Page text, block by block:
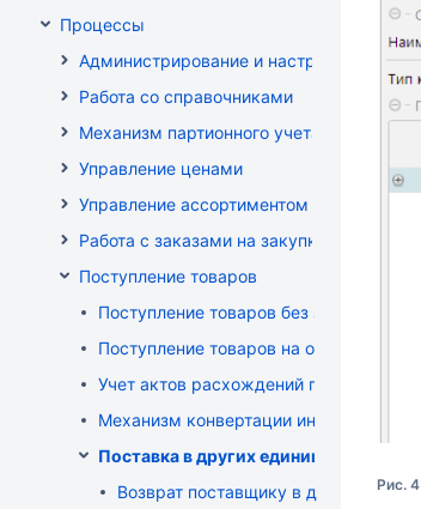
Процессы
Администрирование и настройка
Работа со справочниками
Механизм партионного учета
Управление ценами
Управление ассортиментом магазинов
Работа с заказами на закупку
Поступление товаров
Поступление товаров без заказа
Поступление товаров на основе заказа
Учет актов расхождений при
Механизм конвертации инвойсов из
Поставка в других единицах
Возврат поставщику в других
Рис.